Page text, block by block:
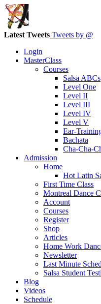
Latest Tweets Tweets by @
Login
MasterClass
Courses
Salsa ABCs
Level One
Level II
Level III
Level IV
Level V
Ear-
Bachata
Cha-Cha-
Admission
Home
Hot Latin
First Time Class
Montreal Dance
Account
Courses
Register
Shop
Articles
Home Work
Newsletter
Last Minute
Salsa Student
Blog
Videos
Schedule